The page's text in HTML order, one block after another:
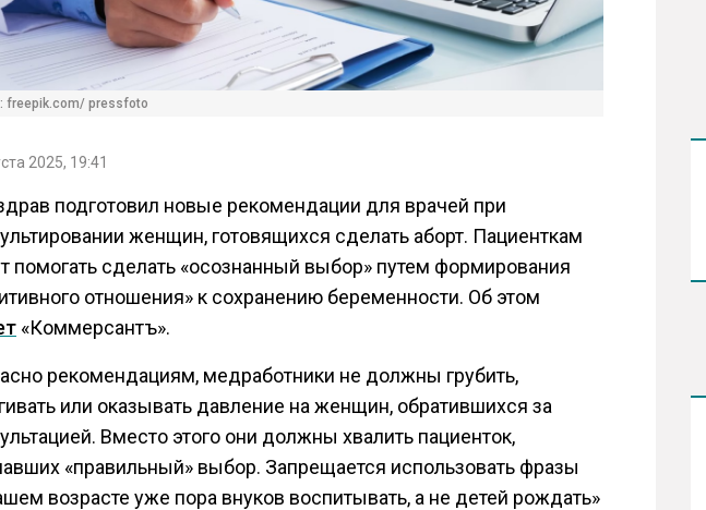
freepik.com/ pressfoto
2025, 19:41
подготовил новые рекомендации для врачей при
женщин, готовящихся сделать аборт. Пациенткам
помогать сделать «осознанный выбор» путем формирования
отношения» к сохранению беременности. Об этом
«Коммерсантъ».
рекомендациям, медработники не должны грубить,
или оказывать давление на женщин, обратившихся за
Вместо этого они должны хвалить пациенток,
«правильный» выбор. Запрещается использовать фразы
возрасте уже пора внуков воспитывать, а не детей рождать»